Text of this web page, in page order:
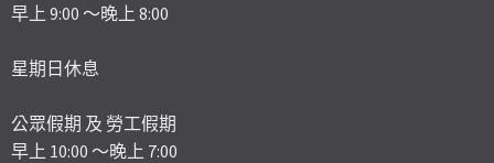
早上 9:00 ～晚上 8:00
星期日休息
公眾假期 及 勞工假期
早上 10:00 ～晚上 7:00